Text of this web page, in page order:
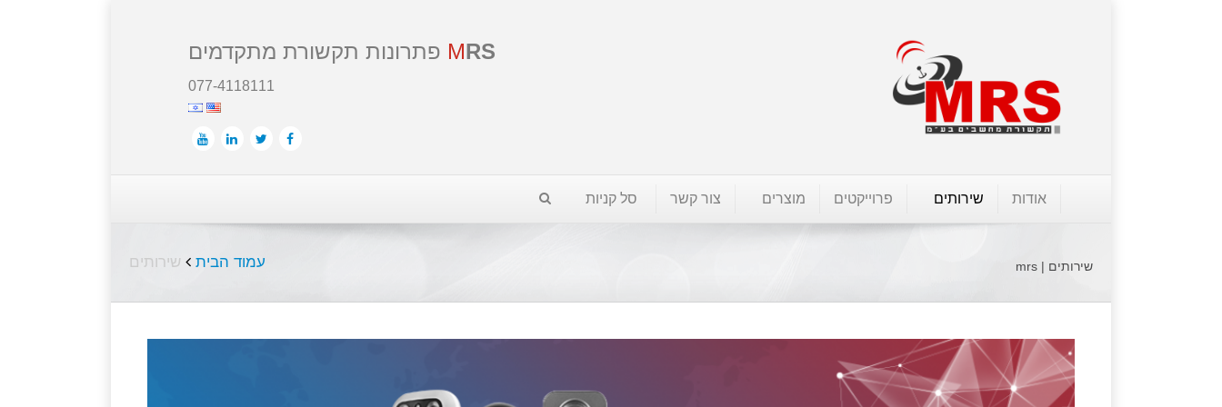
MRS פתרונות תקשורת מתקדמים
077-4118111
אודות שירותים פרוייקטים מוצרים צור קשר סל קניות
שירותים | mrs עמוד הבית שירותים